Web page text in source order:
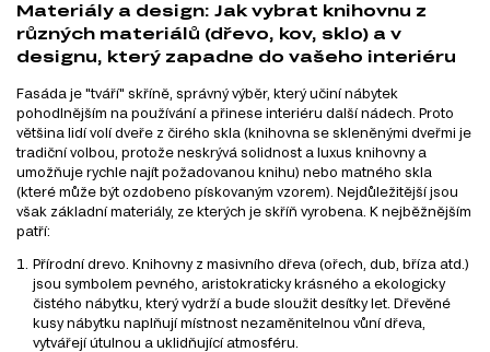
Materiály a design: Jak vybrat knihovnu z
různých materiálů (dřevo, kov, sklo) a v
designu, který zapadne do vašeho interiéru
Fasáda je "tváří" skříně, správný výběr, který učiní nábytek
pohodlnějším na používání a přinese interiéru další nádech. Proto
většina lidí volí dveře z čirého skla (knihovna se skleněnými dveřmi je
tradiční volbou, protože neskrývá solidnost a luxus knihovny a
umožňuje rychle najít požadovanou knihu) nebo matného skla
(které může být ozdobeno pískovaným vzorem). Nejdůležitější jsou
však základní materiály, ze kterých je skříň vyrobena. K nejběžnějším
patří:
Přírodní drevo. Knihovny z masivního dřeva (ořech, dub, bříza atd.)
jsou symbolem pevného, aristokraticky krásného a ekologicky
čistého nábytku, který vydrží a bude sloužit desítky let. Dřevěné
kusy nábytku naplňují místnost nezaměnitelnou vůní dřeva,
vytvářejí útulnou a uklidňující atmosféru.